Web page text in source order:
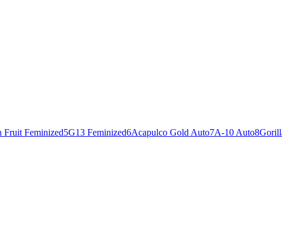
Fruit Feminized5G13 Feminized6Acapulco Gold Auto7A-10 Auto8